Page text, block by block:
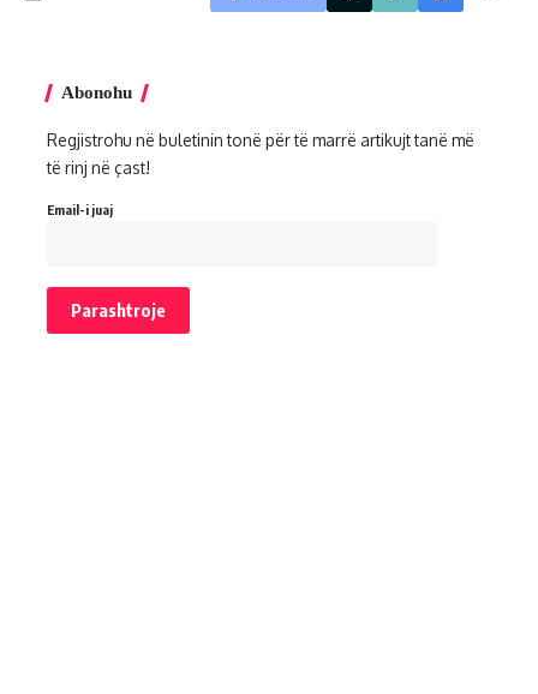
Abonohu
Regjistrohu në buletinin tonë për të marrë artikujt tanë më
të rinj në çast!
Email-i juaj